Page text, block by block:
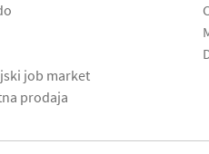
job market
prodaja